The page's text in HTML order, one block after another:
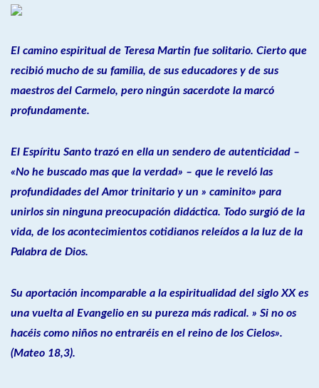
El camino espiritual de Teresa Martin fue solitario. Cierto que
recibió mucho de su familia, de sus educadores y de sus
maestros del Carmelo, pero ningún sacerdote la marcó
profundamente.
El Espíritu Santo trazó en ella un sendero de autenticidad –
«No he buscado mas que la verdad» – que le reveló las
profundidades del Amor trinitario y un » caminito» para
unirlos sin ninguna preocupación didáctica. Todo surgió de la
vida, de los acontecimientos cotidianos releídos a la luz de la
Palabra de Dios.
Su aportación incomparable a la espiritualidad del siglo XX es
una vuelta al Evangelio en su pureza más radical. » Si no os
hacéis como niños no entraréis en el reino de los Cielos».
(Mateo 18,3).